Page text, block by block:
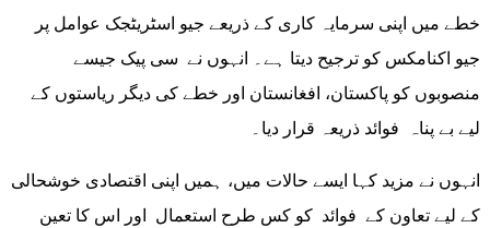
خطے میں اپنی سرمایہ کاری کے ذریعے جیو اسٹریٹجک عوامل پر
جیو اکنامکس کو ترجیح دیتا ہے۔ انہوں نے سی پیک جیسے
منصوبوں کو پاکستان، افغانستان اور خطے کی دیگر ریاستوں کے
لیے بے پناہ فوائد ذریعہ قرار دیا۔
انہوں نے مزید کہا ایسے حالات میں، ہمیں اپنی اقتصادی خوشحالی
کے لیے تعاون کے فوائد کو کس طرح استعمال اور اس کا تعین